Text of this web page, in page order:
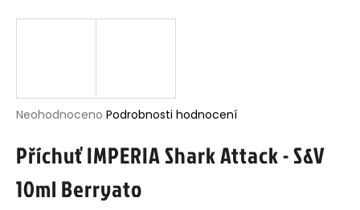
Průměrné
produktu
je
0,0
z
Neohodnoceno Podrobnosti hodnocení
Příchuť IMPERIA Shark Attack - S&V
10ml Berryato
j
HLEDAT